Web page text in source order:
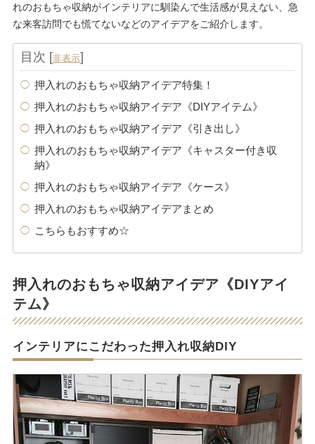
れのおもちゃ収納がインテリアに馴染んで生活感が見えない、急
な来客訪問でも慌てないなどのアイデアをご紹介します。
目次 [非表示]
押入れのおもちゃ収納アイデア特集！
押入れのおもちゃ収納アイデア《DIYアイテム》
押入れのおもちゃ収納アイデア《引き出し》
押入れのおもちゃ収納アイデア《キャスター付き収
納》
押入れのおもちゃ収納アイデア《ケース》
押入れのおもちゃ収納アイデアまとめ
こちらもおすすめ☆
押入れのおもちゃ収納アイデア《DIYアイ
テム》
インテリアにこだわった押入れ収納DIY